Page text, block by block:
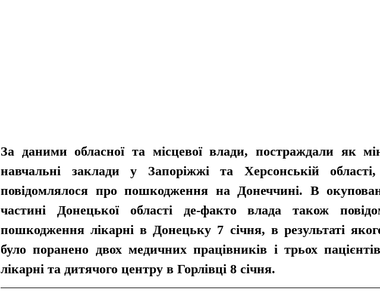
За даними обласної та місцевої влади, постраждали як
навчальні заклади у Запоріжжі та Херсонській
повідомлялося про пошкодження на Донеччині. В
частині Донецької області де-факто влада також
пошкодження лікарні в Донецьку 7 січня, в результаті
було поранено двох медичних працівників і трьох
лікарні та дитячого центру в Горлівці 8 січня.